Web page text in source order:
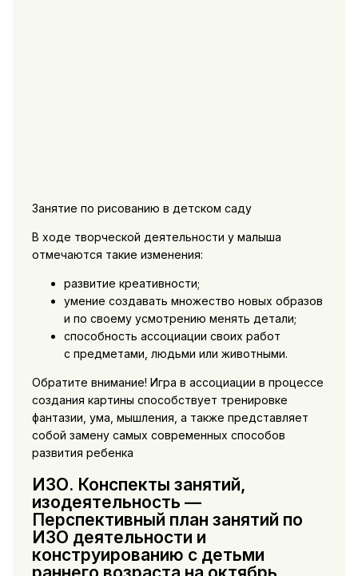
Занятие по рисованию в детском саду
В ходе творческой деятельности у малыша
отмечаются такие изменения:
развитие креативности;
умение создавать множество новых образов
и по своему усмотрению менять детали;
способность ассоциации своих работ
с предметами, людьми или животными.
Обратите внимание! Игра в ассоциации в процессе
создания картины способствует тренировке
фантазии, ума, мышления, а также представляет
собой замену самых современных способов
развития ребенка
ИЗО. Конспекты занятий,
изодеятельность —
Перспективный план занятий по
ИЗО деятельности и
конструированию с детьми